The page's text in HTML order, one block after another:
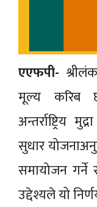
एएफपी-
मूल्य करिब
सुधार
समायोजन गर्ने
उद्देश्यले यो